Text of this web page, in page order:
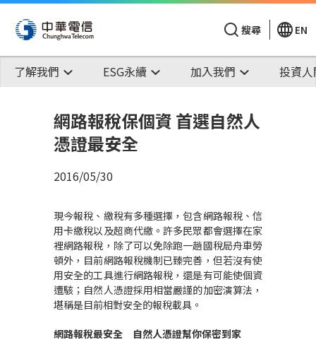
搜尋 EN
了解我們 ESG永續 加入我們 投資
網路報稅保個資 首選自然人
憑證最安全
2016/05/30
現今報稅、繳稅有多種選擇，包含網路報稅、信
用卡繳稅以及超商代繳。許多民眾都會選擇在家
裡網路報稅，除了可以免除跑一趟國稅局舟車勞
頓外，目前網路報稅機制已臻完善，但若沒有使
用安全的工具進行網路報稅，還是有可能使個資
遭駭；自然人憑證採用相當嚴謹的加密演算法，
堪稱是目前相對安全的報稅載具。
網路報稅最安全 自然人憑證幫你保密到家